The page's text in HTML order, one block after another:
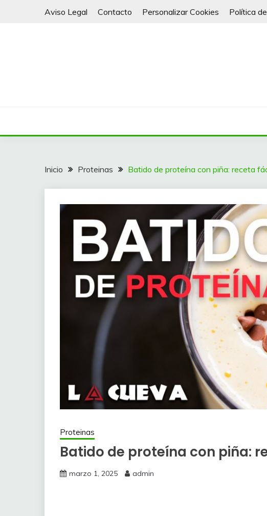
Aviso Legal Contacto Personalizar Cookies Política
Inicio Proteinas Batido de proteína con piña: receta
Proteinas
Batido de proteína con piña:
marzo 1, 2025 admin